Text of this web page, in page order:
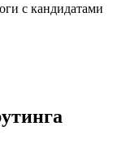
с кандидатами